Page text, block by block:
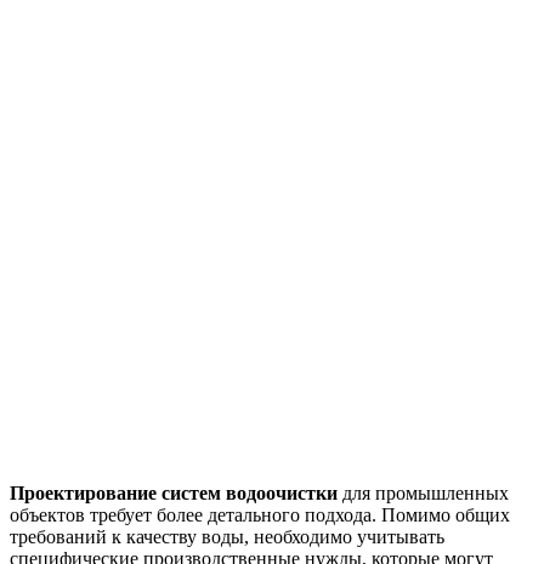
Проектирование систем водоочистки для промышленных
объектов требует более детального подхода. Помимо общих
требований к качеству воды, необходимо учитывать
специфические производственные нужды, которые могут